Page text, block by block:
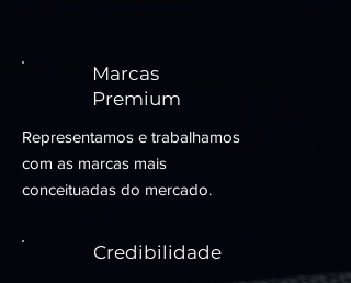
Marcas
Premium
Representamos e trabalhamos
com as marcas mais
conceituadas do mercado.
Credibilidade